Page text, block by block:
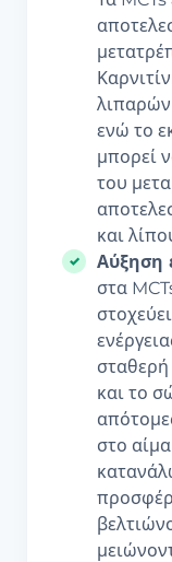
ενώ το
μπορεί
του
και
Αύξηση
στα
σταθερή
και το
στο